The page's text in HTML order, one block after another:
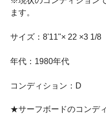
ます。
サイズ：8'11"× 22 ×3 1/8
年代：1980年代
コンディション：D
★サーフボードのコンデ